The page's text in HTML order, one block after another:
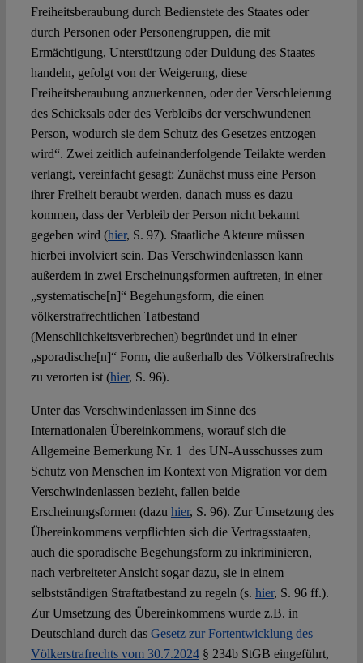
Freiheitsberaubung durch Bedienstete des Staates oder
durch Personen oder Personengruppen, die mit
Ermächtigung, Unterstützung oder Duldung des Staates
handeln, gefolgt von der Weigerung, diese
Freiheitsberaubung anzuerkennen, oder der Verschleierung
des Schicksals oder des Verbleibs der verschwundenen
Person, wodurch sie dem Schutz des Gesetzes entzogen
wird“. Zwei zeitlich aufeinanderfolgende Teilakte werden
verlangt, vereinfacht gesagt: Zunächst muss eine Person
ihrer Freiheit beraubt werden, danach muss es dazu
kommen, dass der Verbleib der Person nicht bekannt
gegeben wird (hier, S. 97). Staatliche Akteure müssen
hierbei involviert sein. Das Verschwindenlassen kann
außerdem in zwei Erscheinungsformen auftreten, in einer
„systematische[n]“ Begehungsform, die einen
völkerstrafrechtlichen Tatbestand
(Menschlichkeitsverbrechen) begründet und in einer
„sporadische[n]“ Form, die außerhalb des Völkerstrafrechts
zu verorten ist (hier, S. 96).
Unter das Verschwindenlassen im Sinne des
Internationalen Übereinkommens, worauf sich die
Allgemeine Bemerkung Nr. 1 des UN-Ausschusses zum
Schutz von Menschen im Kontext von Migration vor dem
Verschwindenlassen bezieht, fallen beide
Erscheinungsformen (dazu hier, S. 96). Zur Umsetzung des
Übereinkommens verpflichten sich die Vertragsstaaten,
auch die sporadische Begehungsform zu inkriminieren,
nach verbreiteter Ansicht sogar dazu, sie in einem
selbstständigen Straftatbestand zu regeln (s. hier, S. 96 ff.).
Zur Umsetzung des Übereinkommens wurde z.B. in
Deutschland durch das Gesetz zur Fortentwicklung des
Völkerstrafrechts vom 30.7.2024§ 234b StGB eingeführt,